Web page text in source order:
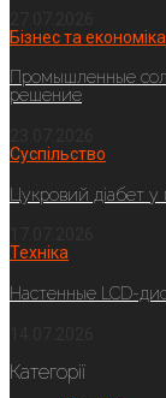
Бізнес та економіка
Промышленные
решение
Суспільство
Цукровий діабет у
Техніка
Настенные LCD-
Категорії